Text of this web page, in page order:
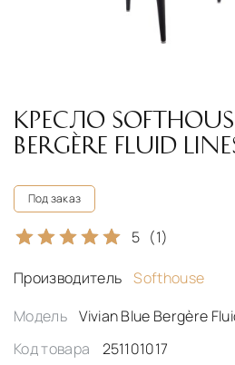
КРЕСЛО
BERGÈRE FLUID
Под заказ
5 (1)
Производитель
Softhouse
Модель
Vivian Blue Bergère
Код товара
251101017